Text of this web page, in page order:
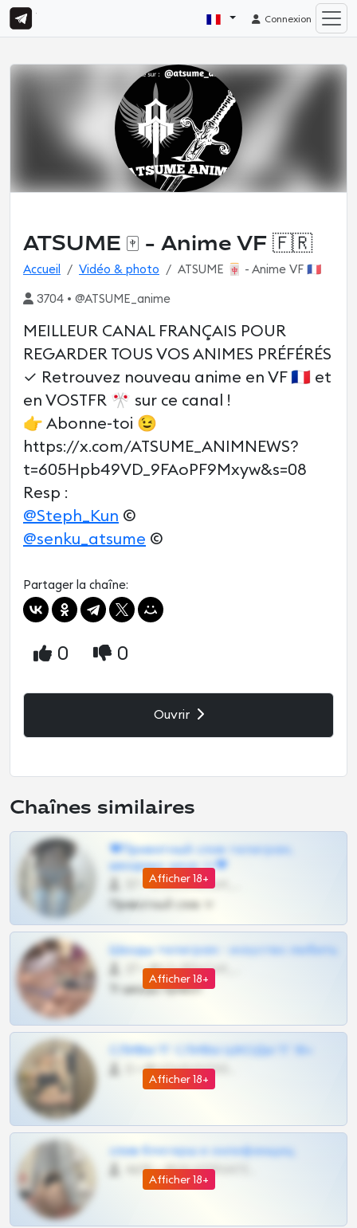
Connexion
ATSUME 🀄️ - Anime VF 🇫🇷
Accueil Vidéo & photo ATSUME 🀄️ - Anime VF 🇫🇷
3704 • @ATSUME_anime
MEILLEUR CANAL FRANÇAIS POUR
REGARDER TOUS VOS ANIMES PRÉFÉRÉS
✓ Retrouvez nouveau anime en VF 🇫🇷 et
en VOSTFR 🎌 sur ce canal !
👉 Abonne-toi 😉
https://x.com/ATSUME_ANIMNEWS?
t=605Hpb49VD_9FAoPF9Mxyw&s=08
Resp :
@Steph_Kun ©
@senku_atsume ©
Partager la chaîne:
0 0
Ouvrir
Chaînes similaires
Afficher 18+
❤Приватный слив телеграм,
шкодных шкур тг❤
57 •
Приватный слив тг
Afficher 18+
Шкоды телеграм - искуство любить
27 •
Тг шкоды приват
Afficher 18+
СЛИВЫ ТГ СЛИВЫ ШКОДЫ ТГ 18+
0 •
Afficher 18+
слив блогерш и онлифанщиц
4675 •